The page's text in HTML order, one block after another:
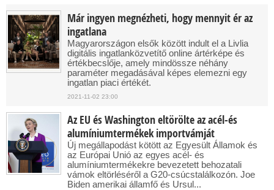
Már ingyen megnézheti, hogy mennyit ér az
ingatlana
Magyarországon elsők között indult el a Livlia
digitális ingatlanközvetítő online ártérképe és
értékbecslője, amely mindössze néhány
paraméter megadásával képes elemezni egy
ingatlan piaci értékét.
2021-11-02 23:00
Az EU és Washington eltörölte az acél-és
alumíniumtermékek importvámját
Új megállapodást kötött az Egyesült Államok és
az Európai Unió az egyes acél- és
alumíniumtermékekre bevezetett behozatali
vámok eltörléséről a G20-csúcstalálkozón. Joe
Biden amerikai államfő és Ursul...